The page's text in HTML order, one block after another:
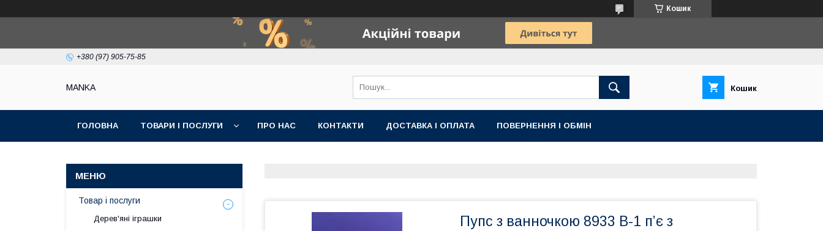
Кошик
+380 (97) 905-75-85
МАNKА Кошик
ГОЛОВНА ТОВАРИ І ПОСЛУГИ ПРО НАС КОНТАКТИ ДОСТАВКА І ОПЛАТА ПОВЕРНЕННЯ І ОБМІН
Пупс з ванночкою 8933 B-1 п’є з
Товар і послуги
Дерев'яні іграшки